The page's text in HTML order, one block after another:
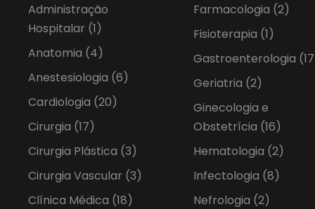
Administração
Hospitalar (1)
Anatomia (4)
Anestesiologia (6)
Cardiologia (20)
Cirurgia (17)
Cirurgia Plástica (3)
Cirurgia Vascular (3)
Clínica Médica (18)
Farmacologia (2)
Fisioterapia (1)
Gastroenterologia
Geriatria (2)
Ginecologia e
Obstetrícia (16)
Hematologia (2)
Infectologia (8)
Nefrologia (2)